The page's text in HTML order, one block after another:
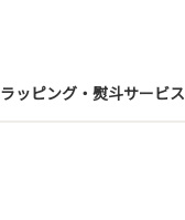
ラッピング・熨斗サービス